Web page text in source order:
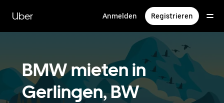
zum
Hauptinhalt
Uber Anmelden Registrieren
BMW mieten in
Gerlingen, BW